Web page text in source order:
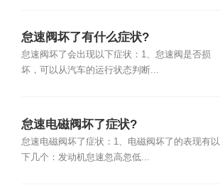
怠速阀坏了有什么症状?
怠速阀坏了会出现以下症状：1、怠速阀是否损
坏，可以从汽车的运行状态判断...
怠速电磁阀坏了症状?
怠速电磁阀坏了症状：1、电磁阀坏了的表现有以
下几个：发动机怠速忽高忽低...